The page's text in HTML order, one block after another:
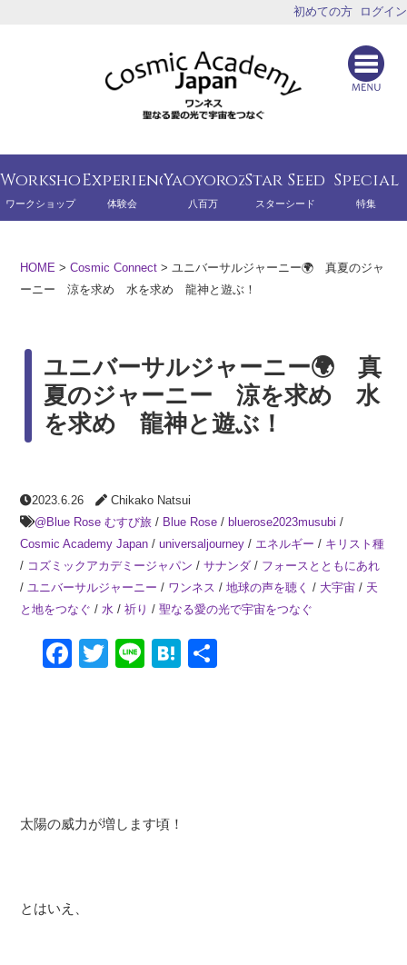
初めての方 ログイン
Workshop
ワークショップ
Experience
体験会
Yaoyorozu
八百万
Star Seed
スターシード
Special
特集
HOME >Cosmic Connect >ユニバーサルジャーニー🌍 真夏のジャ
ーニー 涼を求め 水を求め 龍神と遊ぶ！
ユニバーサルジャーニー🌍 真
夏のジャーニー 涼を求め 水
を求め 龍神と遊ぶ！
2023.6.26
Chikako Natsui
@Blue Rose むすび旅 / Blue Rose / bluerose2023musubi /
Cosmic Academy Japan /universaljourney / エネルギー / キリスト種
/ コズミックアカデミージャパン /サナンダ / フォースとともにあれ
/ユニバーサルジャーニー / ワンネス /地球の声を聴く / 大宇宙 / 天
と地をつなぐ /水 /祈り /聖なる愛の光で宇宙をつなぐ
Facebook
Twitter
LineHatena
共
太陽の威力が増します頃！
とはいえ、